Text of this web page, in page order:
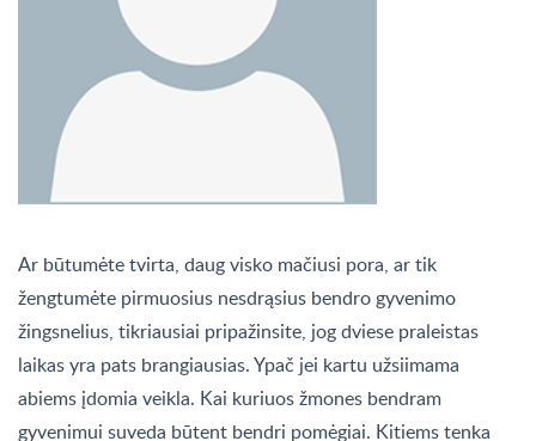
Ar būtumėte tvirta, daug visko mačiusi pora, ar tik
žengtumėte pirmuosius nesdrąsius bendro gyvenimo
žingsnelius, tikriausiai pripažinsite, jog dviese praleistas
laikas yra pats brangiausias. Ypač jei kartu užsiimama
abiems įdomia veikla. Kai kuriuos žmones bendram
gyvenimui suveda būtent bendri pomėgiai. Kitiems tenka